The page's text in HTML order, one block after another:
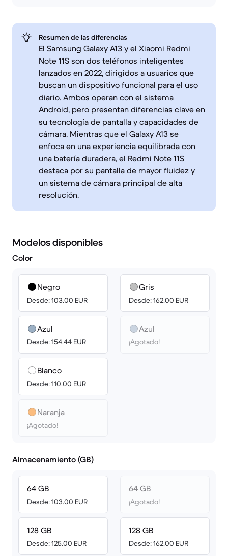
Resumen de las diferencias
El Samsung Galaxy A13 y el Xiaomi Redmi
Note 11S son dos teléfonos inteligentes
lanzados en 2022, dirigidos a usuarios que
buscan un dispositivo funcional para el uso
diario. Ambos operan con el sistema
Android, pero presentan diferencias clave en
su tecnología de pantalla y capacidades de
cámara. Mientras que el Galaxy A13 se
enfoca en una experiencia equilibrada con
una batería duradera, el Redmi Note 11S
destaca por su pantalla de mayor fluidez y
un sistema de cámara principal de alta
resolución.
Modelos disponibles
Color
Negro
Desde: 103.00 EUR
Azul
Desde: 154.44 EUR
Blanco
Desde: 110.00 EUR
Naranja
¡Agotado!
Gris
Desde: 162.00 EUR
Azul
¡Agotado!
Almacenamiento (GB)
64 GB
Desde: 103.00 EUR
128 GB
Desde: 125.00 EUR
64 GB
¡Agotado!
128 GB
Desde: 162.00 EUR